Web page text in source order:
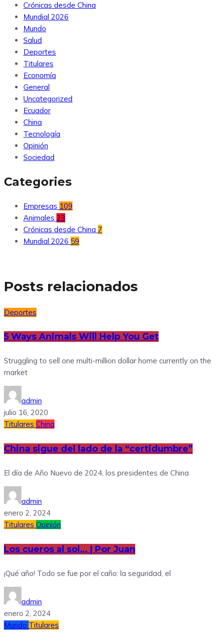
Crónicas desde China
Mundial 2026
Mundo
Salud
Deportes
Titulares
Economía
General
Uncategorized
Ecuador
China
Tecnología
Opinión
Sociedad
Categories
Empresas 109
Animales 23
Crónicas desde China 7
Mundial 2026 59
Posts relacionados
Deportes
5 Ways Animals Will Help You Get
Struggling to sell one multi-million dollar home currently on the
market
admin
julio 16, 2020
Titulares China
China sigue del lado de la “certidumbre”
El día de Año Nuevo de 2024, los presidentes de China
admin
enero 2, 2024
Titulares Opinión
Los cueros al sol… | Por Juan
¡Qué año! Todo se fue por el caño: la seguridad, el
admin
enero 2, 2024
Mundo Titulares